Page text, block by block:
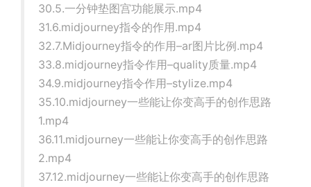
30.5.一分钟垫图宫功能展示.mp4
31.6.midjourney指令的作用.mp4
32.7.Midjourney指令的作用–ar图片比例.mp4
33.8.midjourney指令作用–quality质量.mp4
34.9.midjourney指令作用–stylize.mp4
35.10.midjourney一些能让你变高手的创作思路
1.mp4
36.11.midjourney一些能让你变高手的创作思路
2.mp4
37.12.midjourney一些能让你变高手的创作思路